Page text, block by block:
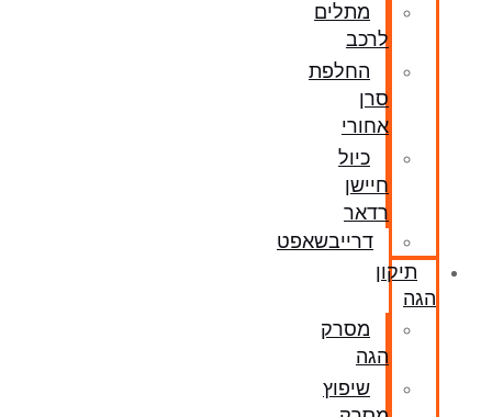
מתלים
לרכב
החלפת
סרן
אחורי
כיול
חיישן
רדאר
דרייבשאפט
תיקון
הגה
מסרק
הגה
שיפוץ